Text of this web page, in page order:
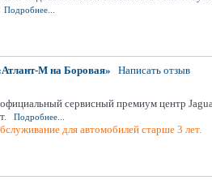
Подробнее...
М на Боровая» Написать отзыв
сервисный премиум центр
Подробнее...
для автомобилей старше 3 лет.